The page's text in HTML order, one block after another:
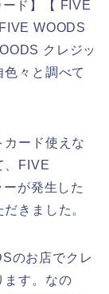
ド】【 FIVE
WOODS
クレジッ
々と調べて
カード使えな
、FIVE
が発生した
きました。
のお店でクレ
ます。なの